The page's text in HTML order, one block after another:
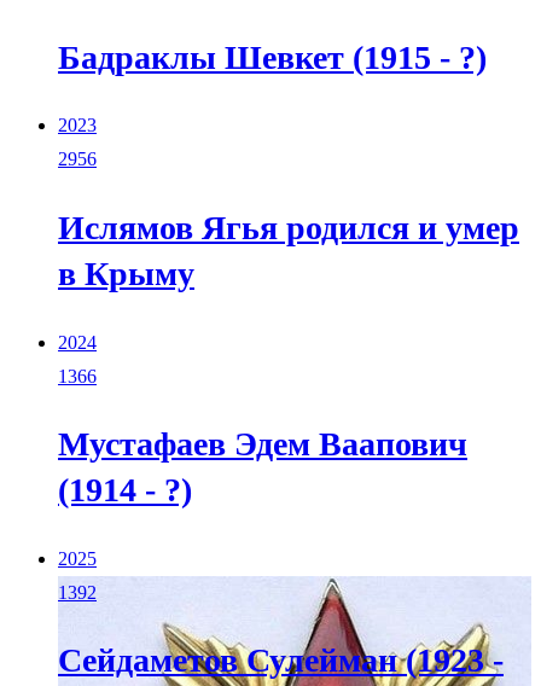
Бадраклы Шевкет (1915 - ?)
2023
2956
Ислямов Ягья родился и умер
в Крыму
2024
1366
Мустафаев Эдем Ваапович
(1914 - ?)
2025
1392
Сейдаметов Сулейман (1923 -